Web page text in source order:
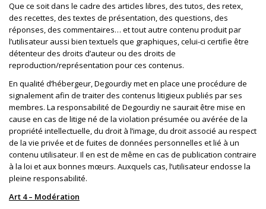
Que ce soit dans le cadre des articles libres, des tutos, des retex,
des recettes, des textes de présentation, des questions, des
réponses, des commentaires… et tout autre contenu produit par
l’utilisateur aussi bien textuels que graphiques, celui-ci certifie être
détenteur des droits d’auteur ou des droits de
reproduction/représentation pour ces contenus.
En qualité d’hébergeur, Degourdiy met en place une procédure de
signalement afin de traiter des contenus litigieux publiés par ses
membres. La responsabilité de Degourdiy ne saurait être mise en
cause en cas de litige né de la violation présumée ou avérée de la
propriété intellectuelle, du droit à l’image, du droit associé au respect
de la vie privée et de fuites de données personnelles et lié à un
contenu utilisateur. Il en est de même en cas de publication contraire
à la loi et aux bonnes mœurs. Auxquels cas, l’utilisateur endosse la
pleine responsabilité.
Art 4 – Modération